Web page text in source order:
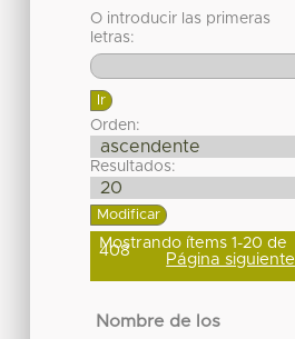
O introducir las primeras
letras:
Orden:
Resultados:
Mostrando ítems 1-20 de
408 Página siguiente
Nombre de los